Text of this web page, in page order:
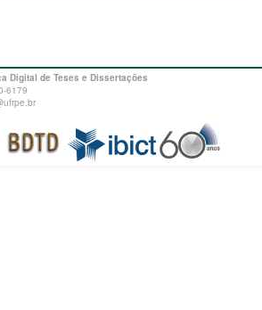
Digital de Teses e Dissertações
6179